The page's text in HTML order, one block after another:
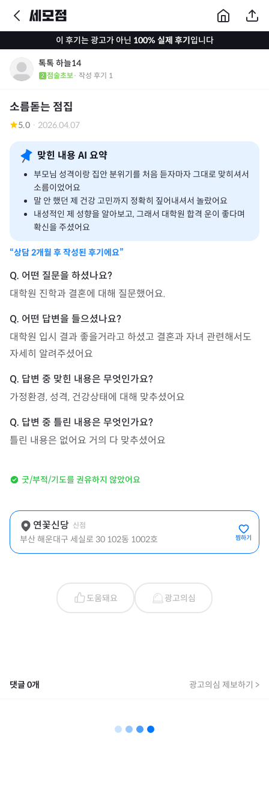
이 후기는 광고가 아닌 100% 실제 후기입니다
톡톡 하늘14
점술초보· 작성 후기 1
소름돋는 점집
5.0 · 2026.04.07
맞힌 내용 AI 요약
부모님 성격이랑 집안 분위기를 처음 듣자마자 그대로 맞히셔서
소름이었어요
말 안 했던 제 건강 고민까지 정확히 짚어내셔서 놀랐어요
내성적인 제 성향을 알아보고, 그래서 대학원 합격 운이 좋다며
확신을 주셨어요
“상담2개월 후 작성된 후기에요”
대학원 진학과 결혼에 대해 질문했어요.
대학원 입시 결과 좋을거라고 하셨고 결혼과 자녀 관련해서도
자세히 알려주셨어요
가정환경, 성격, 건강상태에 대해 맞추셨어요
틀린 내용은 없어요 거의 다 맞추셨어요
굿/부적/기도를 권유하지 않았어요
연꽃신당 신점
부산 해운대구 세실로 30 102동 1002호 찜하기
도움돼요 광고의심
댓글0개 광고의심 제보하기 >